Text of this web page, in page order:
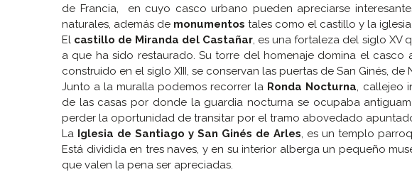
de Francia, en cuyo casco urbano pueden apreciarse
naturales, además de monumentos tales como el castillo y la iglesia.
El castillo de Miranda del Castañar , es una fortaleza del siglo
a que ha sido restaurado. Su torre del homenaje domina el
construido en el siglo XIII, se conservan las puertas de San Ginés, de
Junto a la muralla podemos recorrer la Ronda Nocturna ,
de las casas por donde la guardia nocturna se ocupaba
perder la oportunidad de transitar por el tramo abovedado
La Iglesia de Santiago y San Ginés de Arles , es un templo
Está dividida en tres naves, y en su interior alberga un pequeño
que valen la pena ser apreciadas.